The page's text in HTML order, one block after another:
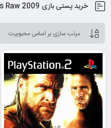
خرید پستی بازی WWE Smackdown vs Raw 2009